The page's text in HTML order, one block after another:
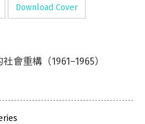
Download Cover
會重構（1961–1965）